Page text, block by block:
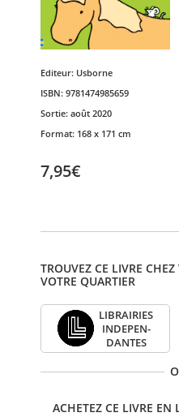
Editeur: Usborne
ISBN: 9781474985659
Sortie: août 2020
Format: 168 x 171 cm
7,95€
TROUVEZ CE LIVRE
VOTRE QUARTIER
LIBRAI­RIES
INDE­PEN­
DANTES
ACHETEZ CE LIVRE EN